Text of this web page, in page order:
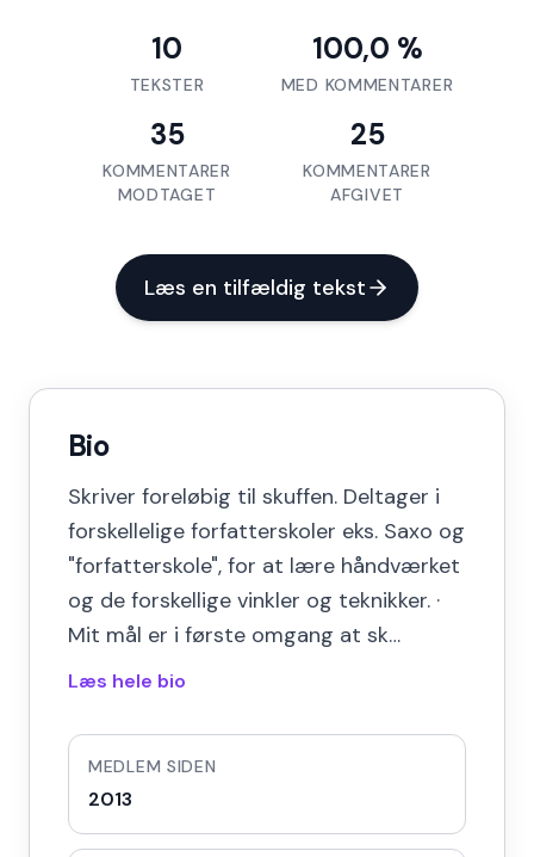
10
TEKSTER
100,0 %
MED KOMMENTARER
35
KOMMENTARER
MODTAGET
25
KOMMENTARER
AFGIVET
Læs en tilfældig tekst
Bio
Skriver foreløbig til skuffen. Deltager i
forskellelige forfatterskoler eks. Saxo og
"forfatterskole", for at lære håndværket
og de forskellige vinkler og teknikker. ·
Mit mål er i første omgang at sk…
Læs hele bio
MEDLEM SIDEN
2013